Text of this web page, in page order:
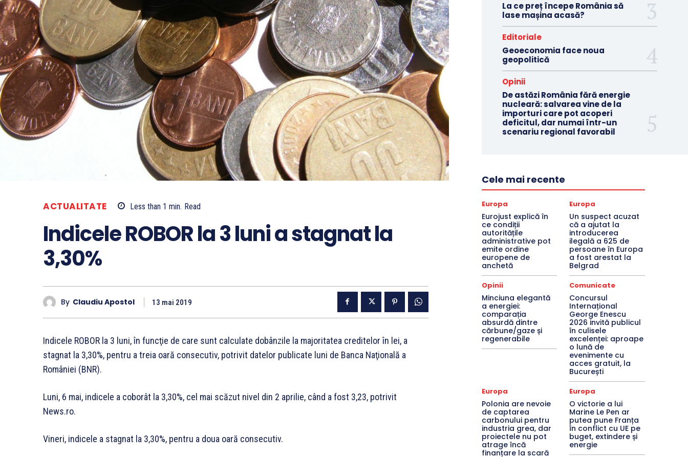
ACTUALITATE Less than 1 min. Read
Indicele ROBOR la 3 luni a stagnat la
3,30%
By Claudiu Apostol 13 mai 2019
Indicele ROBOR la 3 luni, în funcţie de care sunt calculate dobânzile la majoritatea creditelor în lei, a
stagnat la 3,30%, pentru a treia oară consecutiv, potrivit datelor publicate luni de Banca Naţională a
României (BNR).
Luni, 6 mai, indicele a coborât la 3,30%, cel mai scăzut nivel din 2 aprilie, când a fost 3,23, potrivit
News.ro.
Vineri, indicele a stagnat la 3,30%, pentru a doua oară consecutiv.
La ce preț începe România să
lase mașina acasă?
Editoriale
Geoeconomia face noua
geopolitică
Opinii
De astăzi România fără energie
nucleară: salvarea vine de la
importuri care pot acoperi
deficitul, dar numai într-un
scenariu regional favorabil
Cele mai recente
Europa
Eurojust explică în
ce condiții
autoritățile
administrative pot
emite ordine
europene de
anchetă
Europa
Un suspect acuzat
că a ajutat la
introducerea
ilegală a 625 de
persoane în Europa
a fost arestat la
Belgrad
Opinii
Minciuna elegantă
a energiei:
comparația
absurdă dintre
cărbune/gaze și
regenerabile
Comunicate
Concursul
Internațional
George Enescu
2026 invită publicul
în culisele
excelenței: aproape
o lună de
evenimente cu
acces gratuit, la
București
Europa
Polonia are nevoie
de captarea
carbonului pentru
industria grea, dar
proiectele nu pot
atrage încă
finanțare la scară
Europa
O victorie a lui
Marine Le Pen ar
putea pune Franța
în conflict cu UE pe
buget, extindere și
energie